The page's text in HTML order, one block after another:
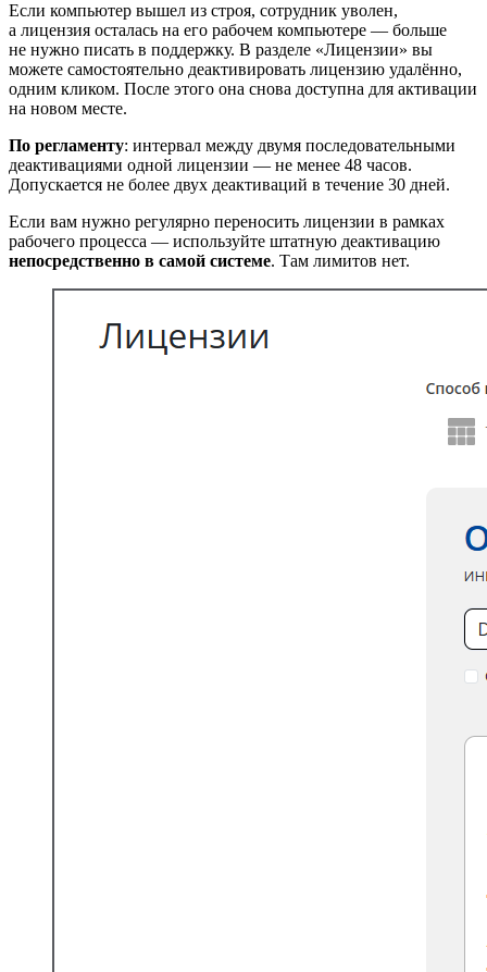
Если компьютер вышел из строя, сотрудник уволен,
а лицензия осталась на его рабочем компьютере — больше
не нужно писать в поддержку. В разделе «Лицензии» вы
можете самостоятельно деактивировать лицензию удалённо,
одним кликом. После этого она снова доступна для активации
на новом месте.
По регламенту: интервал между двумя последовательными
деактивациями одной лицензии — не менее 48 часов.
Допускается не более двух деактиваций в течение 30 дней.
Если вам нужно регулярно переносить лицензии в рамках
рабочего процесса — используйте штатную деактивацию
непосредственно в самой системе. Там лимитов нет.